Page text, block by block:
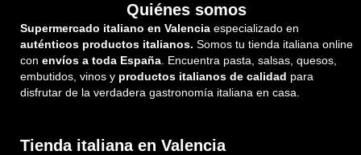
Quiénes somos
Supermercado italiano en Valencia especializado en
auténticos productos italianos. Somos tu tienda italiana online
con envíos a toda España. Encuentra pasta, salsas, quesos,
embutidos, vinos y productos italianos de calidad para
disfrutar de la verdadera gastronomía italiana en casa.
Tienda italiana en Valencia